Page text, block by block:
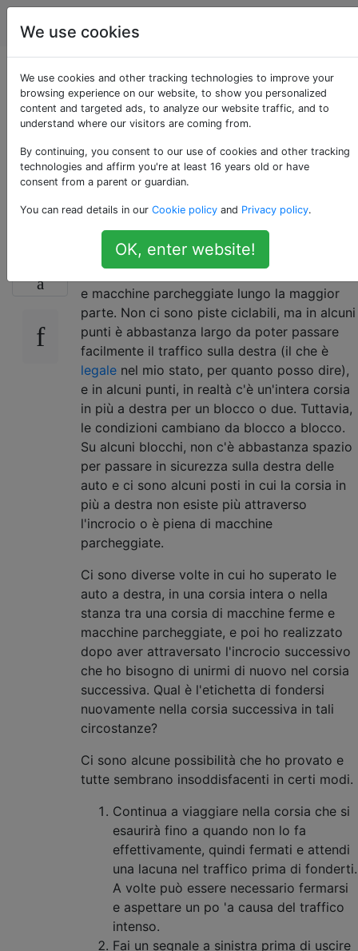
biciclette
Passando le auto
sulla destra, e in
seguito si fondono
nella loro corsia
Il mio viaggio mi porta lungo una strada
abbastanza trafficata, con 4 corsie di traffico
e macchine parcheggiate lungo la maggior
parte. Non ci sono piste ciclabili, ma in alcuni
punti è abbastanza largo da poter passare
facilmente il traffico sulla destra (il che è
legale nel mio stato, per quanto posso dire),
e in alcuni punti, in realtà c'è un'intera corsia
in più a destra per un blocco o due. Tuttavia,
le condizioni cambiano da blocco a blocco.
Su alcuni blocchi, non c'è abbastanza spazio
per passare in sicurezza sulla destra delle
auto e ci sono alcuni posti in cui la corsia in
più a destra non esiste più attraverso
l'incrocio o è piena di macchine
parcheggiate.
Ci sono diverse volte in cui ho superato le
auto a destra, in una corsia intera o nella
stanza tra una corsia di macchine ferme e
macchine parcheggiate, e poi ho realizzato
dopo aver attraversato l'incrocio successivo
che ho bisogno di unirmi di nuovo nel corsia
successiva. Qual è l'etichetta di fondersi
nuovamente nella corsia successiva in tali
circostanze?
Ci sono alcune possibilità che ho provato e
tutte sembrano insoddisfacenti in certi modi.
Continua a viaggiare nella corsia che si
esaurirà fino a quando non lo fa
effettivamente, quindi fermati e attendi
una lacuna nel traffico prima di fonderti.
A volte può essere necessario fermarsi
e aspettare un po 'a causa del traffico
intenso.
Fai un segnale a sinistra prima di uscire
We use cookies
We use cookies and other tracking technologies to improve your
browsing experience on our website, to show you personalized
content and targeted ads, to analyze our website traffic, and to
understand where our visitors are coming from.
By continuing, you consent to our use of cookies and other tracking
technologies and affirm you're at least 16 years old or have
consent from a parent or guardian.
You can read details in our Cookie policy and Privacy policy.
OK, enter website!